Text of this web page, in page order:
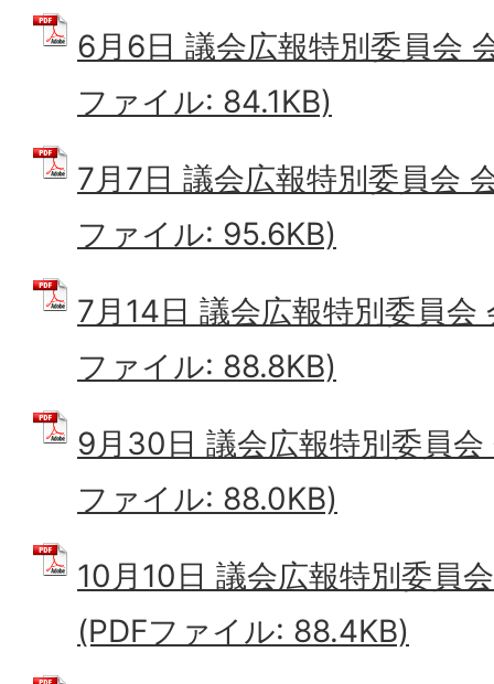
6月6日 議会広報特別委員会
ファイル: 84.1KB)
7月7日 議会広報特別委員会
ファイル: 95.6KB)
7月14日 議会広報特別委員会
ファイル: 88.8KB)
9月30日 議会広報特別委員
ファイル: 88.0KB)
10月10日 議会広報特別委員
(PDFファイル: 88.4KB)